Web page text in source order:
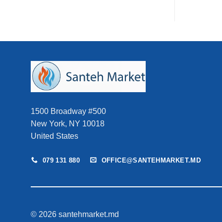
1500 Broadway #500
New York, NY 10018
United States
079 131 880 OFFICE@SANTEHMARKET.MD
© 2026 santehmarket.md